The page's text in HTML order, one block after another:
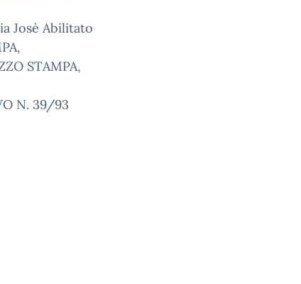
STAMPA,
STAMPA,
N. 39/93
N. 39/93